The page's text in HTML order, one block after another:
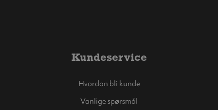
Kundeservice
Hvordan bli kunde
Vanlige spørsmål